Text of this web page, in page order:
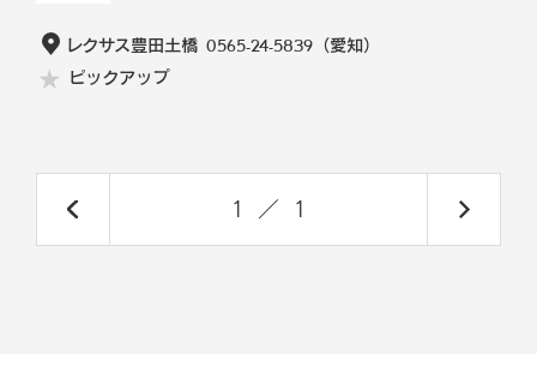
レクサス豊田土橋 0565-24-5839（愛知）
ピックアップ
1 ／ 1